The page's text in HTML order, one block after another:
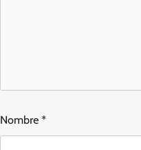
Nombre *